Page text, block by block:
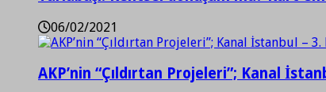
06/02/2021
AKP’nin “Çıldırtan Projeleri”; Kanal